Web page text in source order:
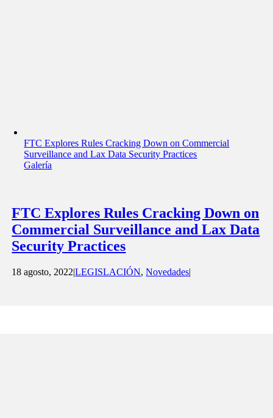
FTC Explores Rules Cracking Down on Commercial
Surveillance and Lax Data Security Practices
Galería
FTC Explores Rules Cracking Down on
Commercial Surveillance and Lax Data
Security Practices
18 agosto, 2022|LEGISLACIÓN,Novedades|